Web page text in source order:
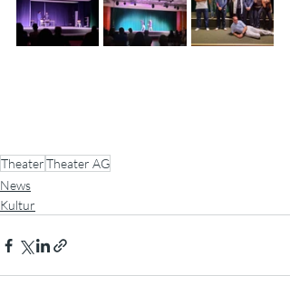
TheaterTheater AG
News
Kultur